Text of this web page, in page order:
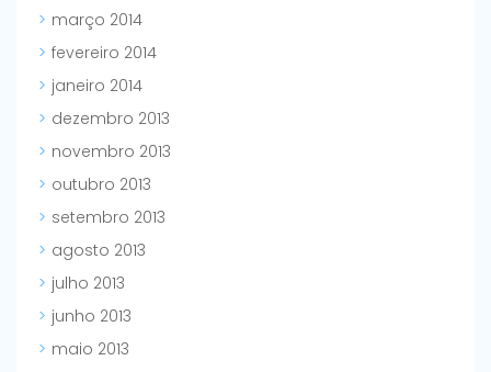
março 2014
fevereiro 2014
janeiro 2014
dezembro 2013
novembro 2013
outubro 2013
setembro 2013
agosto 2013
julho 2013
junho 2013
maio 2013